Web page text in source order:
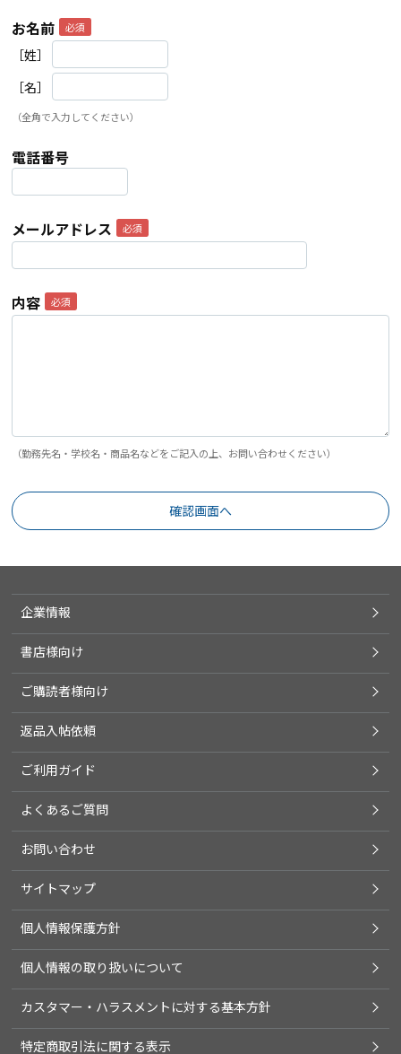
お名前
［姓］
［名］
（全角で入力してください）
電話番号
メールアドレス
内容
（勤務先名・学校名・商品名などをご記入の上、お問い合わせください）
企業情報
書店様向け
ご購読者様向け
返品入帖依頼
ご利用ガイド
よくあるご質問
お問い合わせ
サイトマップ
個人情報保護方針
個人情報の取り扱いについて
カスタマー・ハラスメントに対する基本方針
特定商取引法に関する表示